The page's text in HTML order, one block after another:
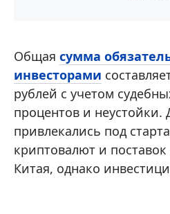
Общая сумма
инвесторами
рублей с учетом
процентов и неустойки.
привлекались под
криптовалют и
Китая, однако